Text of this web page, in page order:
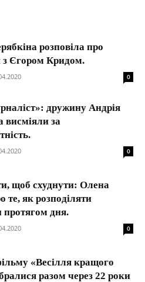
розповіла про
з Єгором Кридом.
0
дружину Андрія
висміяли за
0
щоб схуднути: Олена
те, як розподіляти
протягом дня.
0
«Весілля кращого
разом через 22 роки